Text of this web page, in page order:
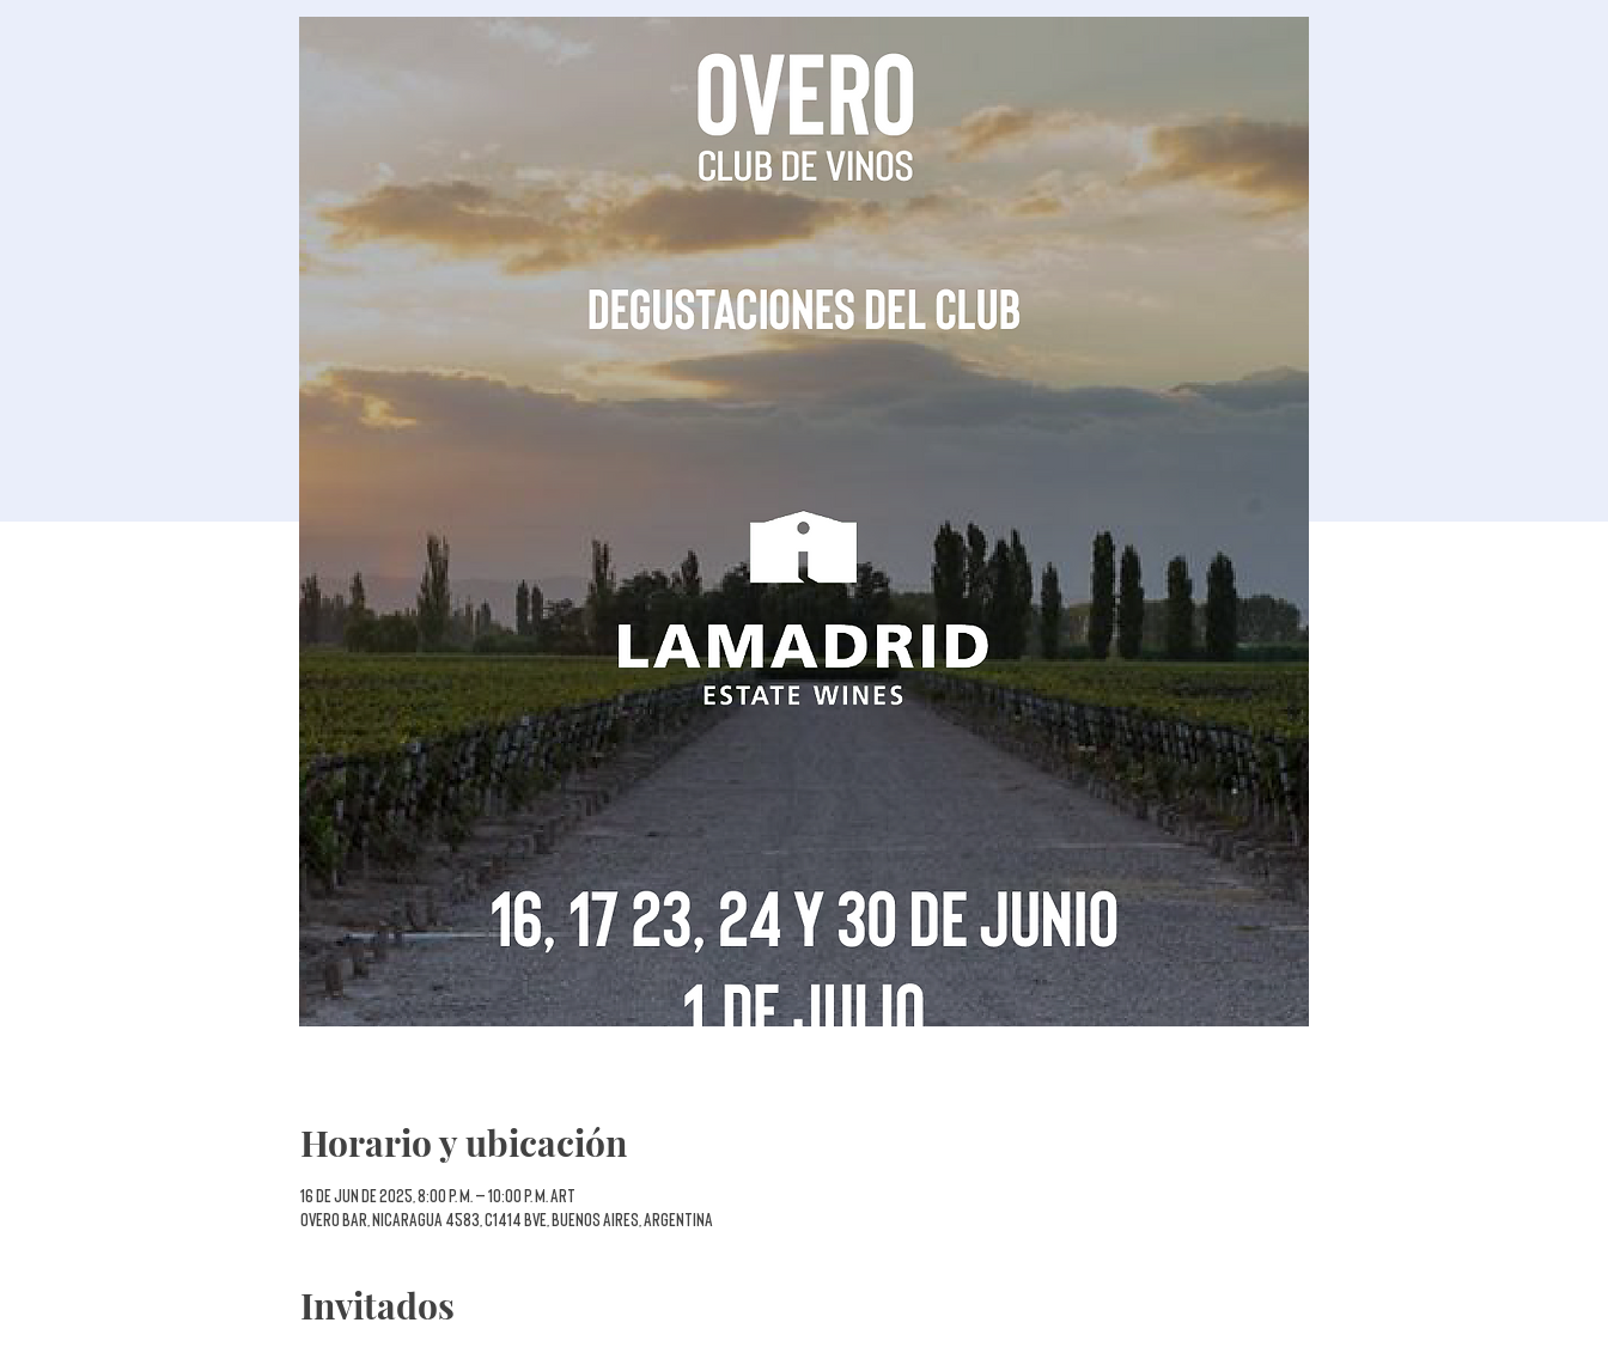
Horario y ubicación
16 de jun de 2025, 8:00 p. m. – 10:00 p. m. ART
Overo Bar, Nicaragua 4583, C1414 BVE, Buenos Aires, Argentina
Invitados